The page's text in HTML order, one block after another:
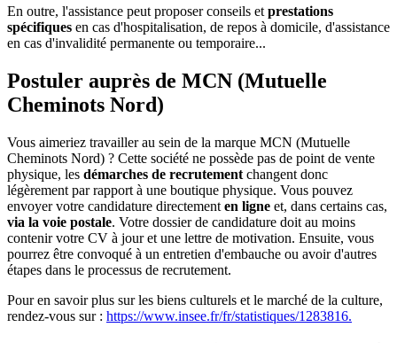
En outre, l'assistance peut proposer conseils et prestations
spécifiques en cas d'hospitalisation, de repos à domicile, d'assistance
en cas d'invalidité permanente ou temporaire...
Postuler auprès de MCN (Mutuelle
Cheminots Nord)
Vous aimeriez travailler au sein de la marque MCN (Mutuelle
Cheminots Nord) ? Cette société ne possède pas de point de vente
physique, les démarches de recrutement changent donc
légèrement par rapport à une boutique physique. Vous pouvez
envoyer votre candidature directement en ligne et, dans certains cas,
via la voie postale. Votre dossier de candidature doit au moins
contenir votre CV à jour et une lettre de motivation. Ensuite, vous
pourrez être convoqué à un entretien d'embauche ou avoir d'autres
étapes dans le processus de recrutement.
Pour en savoir plus sur les biens culturels et le marché de la culture,
rendez-vous sur : https://www.insee.fr/fr/statistiques/1283816.